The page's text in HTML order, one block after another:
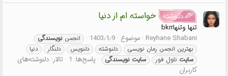
دلنوشته خواسته ام از دنیا
تنها وتنهاbkrr
Reyhane Shabani موضوع 1403٫1٫9 انجمن نویسندگی
بهترین انجمن رمان نویسی
دلنوشته دلنویس دلنگار
دنیا
سایت ناول فور سایت نویسندگی پاسخ‌ها: 1 تالار: دلنوشته‌های
کاربران